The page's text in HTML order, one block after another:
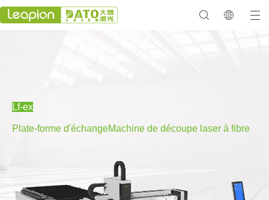
Lf-ex
Plate-forme d'échangeMachine de découpe laser à fibre